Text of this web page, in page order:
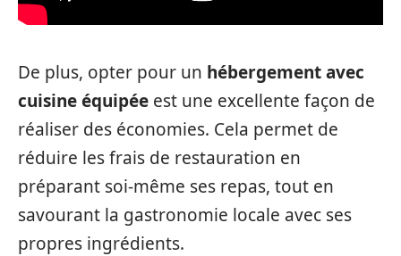
De plus, opter pour un hébergement avec
cuisine équipée est une excellente façon de
réaliser des économies. Cela permet de
réduire les frais de restauration en
préparant soi-même ses repas, tout en
savourant la gastronomie locale avec ses
propres ingrédients.